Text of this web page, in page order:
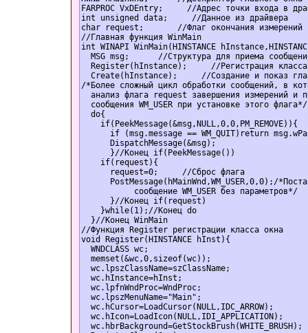
FARPROC VxDEntry;     //Адрес точки входа в
int unsigned data;     //Данное из драйвера
char request;       //Флаг окончания
//Главная функция WinMain
int WINAPI WinMain(HINSTANCE
MSG msg;      //Структура для приема
Register(hInstance);     //Регистрация
Create(hInstance);     //Создание и показ
/*Более сложный цикл обработки сообщений, в
анализ флага request завершения измерений и
сообщения WM_USER при установке этого
do{
if(PeekMessage(&msg,NULL,0,0,PM_REMOVE)){
if (msg.message == WM_QUIT)return
DispatchMessage(&msg);
}//Конец if(PeekMessage())
if(request){
request=0;     //Сброс флага
PostMessage(hMainWnd,WM_USER,0,0);/
сообщение WM_USER без параметров*/
}//Конец if(request)
}while(1);//Конец do
}//Конец WinMain
//Функция Register регистрации класса окна
void Register(HINSTANCE hInst){
WNDCLASS wc;
memset(&wc,0,sizeof(wc));
wc.lpszClassName=szClassName;
wc.hInstance=hInst;
wc.lpfnWndProc=WndProc;
wc.lpszMenuName="Main";
wc.hCursor=LoadCursor(NULL,IDC_ARROW);
wc.hIcon=LoadIcon(NULL,IDI_APPLICATION);